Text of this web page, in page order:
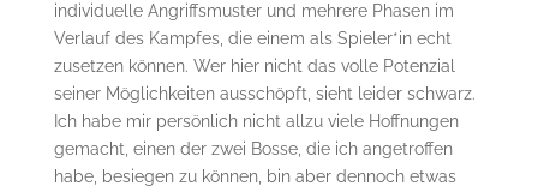
individuelle Angriffsmuster und mehrere Phasen im
Verlauf des Kampfes, die einem als Spieler*in echt
zusetzen können. Wer hier nicht das volle Potenzial
seiner Möglichkeiten ausschöpft, sieht leider schwarz.
Ich habe mir persönlich nicht allzu viele Hoffnungen
gemacht, einen der zwei Bosse, die ich angetroffen
habe, besiegen zu können, bin aber dennoch etwas